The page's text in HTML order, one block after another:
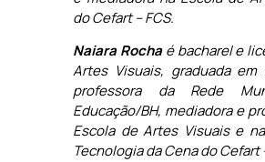
do Cefart – FCS.
Naiara Rochaé bacharel e
Artes Visuais, graduada em
professora da Rede
Educação/BH, mediadora e
Escola de Artes Visuais e
Tecnologia da Cena do Cefart